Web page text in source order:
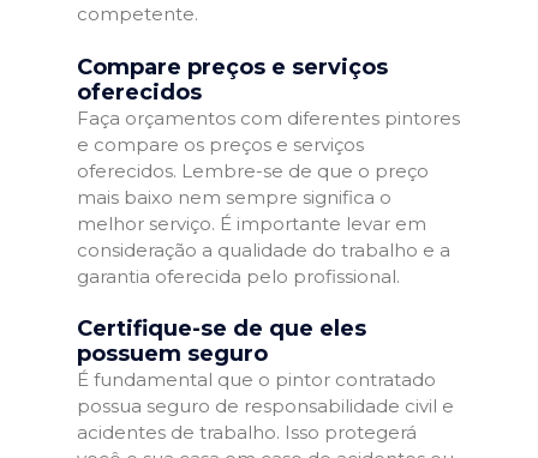
competente.
Compare preços e serviços
oferecidos
Faça orçamentos com diferentes pintores
e compare os preços e serviços
oferecidos. Lembre-se de que o preço
mais baixo nem sempre significa o
melhor serviço. É importante levar em
consideração a qualidade do trabalho e a
garantia oferecida pelo profissional.
Certifique-se de que eles
possuem seguro
É fundamental que o pintor contratado
possua seguro de responsabilidade civil e
acidentes de trabalho. Isso protegerá